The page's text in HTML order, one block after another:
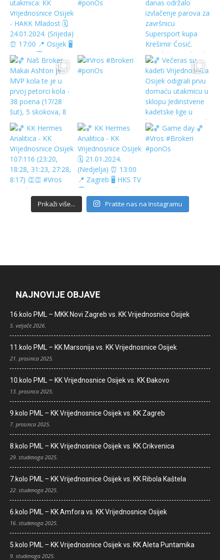
Prikaži više... Pratite nas na Instagramu
NAJNOVIJE OBJAVE
16.kolo PML – MKK Novi Zagreb vs. KK Vrijednosnice Osijek
5. veljače 2026.
11.kolo PML – KK Marsonija vs. KK Vrijednosnice Osijek
21. prosinca 2025.
10.kolo PML – KK Vrijednosnice Osijek vs. KK Đakovo
13. prosinca 2025.
9.kolo PML – KK Vrijednosnice Osijek vs. KK Zagreb
7. prosinca 2025.
8.kolo PML – KK Vrijednosnice Osijek vs. KK Crikvenica
29. studenoga 2025.
7.kolo PML – KK Vrijednosnice Osijek vs. KK Ribola Kaštela
22. studenoga 2025.
6.kolo PML – KK Amfora vs. KK Vrijednosnice Osijek
16. studenoga 2025.
5.kolo PML – KK Vrijednosnice Osijek vs. KK Aleta Puntamika
9. studenoga 2025.